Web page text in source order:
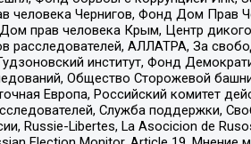
человека Чернигов, Фонд Дом Прав
прав человека Крым, Центр
расследователей, АЛЛАТРА, За
институт, Фонд
Общество Сторожевой
Европа, Российский комитет
Служба поддержки,
Russie-Libertes, La Asocicion de